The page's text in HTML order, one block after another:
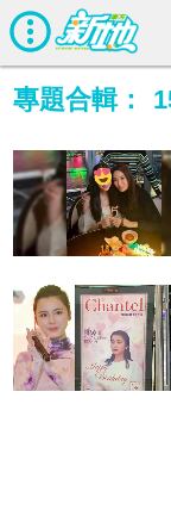
專題合輯：